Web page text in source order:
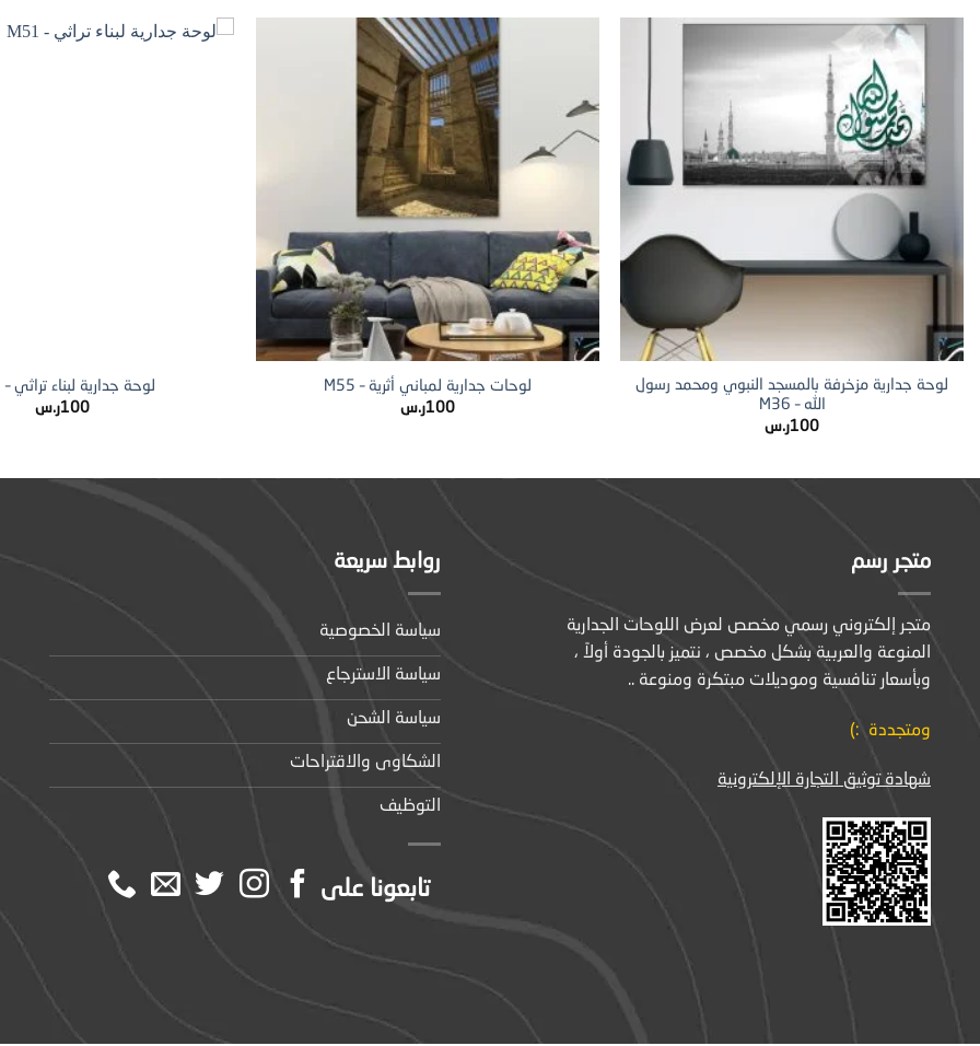
+
لوحة جدارية مزخرفة بالمسجد النبوي ومحمد رسول
الله – M36
100ر.س
+
لوحات جدارية لمباني أثرية – M55
100ر.س
لوحة جدارية لبناء تراثي – M51
100ر.س
متجر رسم
متجر إلكتروني رسمي مخصص لعرض اللوحات الجدارية
المنوعة والعربية بشكل مخصص ، نتميز بالجودة أولاً ،
وبأسعار تنافسية وموديلات مبتكرة ومنوعة ..
ومتجددة :)
شهادة توثيق التجارة الإلكترونية
روابط سريعة
سياسة الخصوصية
سياسة الاسترجاع
سياسة الشحن
الشكاوى والاقتراحات
التوظيف
تابعونا على